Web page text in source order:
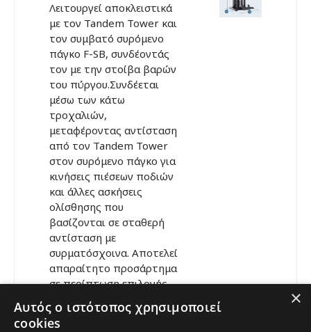
Λειτουργεί αποκλειστικά
με τον Tandem Tower και
τον συμβατό συρόμενο
πάγκο F-SB, συνδέοντάς
τον με την στοίβα βαρών
του πύργου.Συνδέεται
μέσω των κάτω
τροχαλιών,
μεταφέροντας αντίσταση
από τον Tandem Tower
στον συρόμενο πάγκο για
κινήσεις πιέσεων ποδιών
και άλλες ασκήσεις
ολίσθησης που
βασίζονται σε σταθερή
αντίσταση με
συρματόσχοινα. Αποτελεί
απαραίτητο προσάρτημα
σε περίπτωση επιλογής
και του πάγκου. Τιμή
175.00 €Μάθετε
×
Αυτός ο ιστότοπος χρησιμοποιεί
cookies